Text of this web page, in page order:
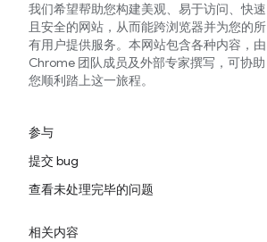
我们希望帮助您构建美观、易于访问、快速
且安全的网站，从而能跨浏览器并为您的所
有用户提供服务。本网站包含各种内容，由
Chrome 团队成员及外部专家撰写，可协助
您顺利踏上这一旅程。
参与
提交 bug
查看未处理完毕的问题
相关内容